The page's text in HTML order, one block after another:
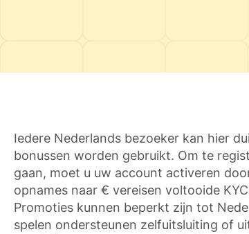
Iedere Nederlands bezoeker kan hier
bonussen worden gebruikt. Om te
gaan, moet u uw account activeren
opnames naar € vereisen voltooide
Promoties kunnen beperkt zijn tot
spelen ondersteunen zelfuitsluiting of